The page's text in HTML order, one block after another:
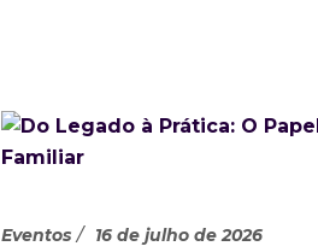
Eventos 16 de julho de 2026